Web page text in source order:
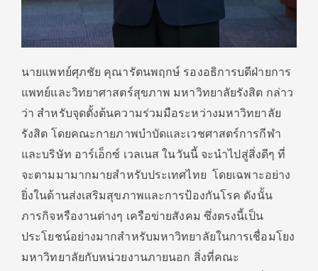
นายแพทย์ศุภชัย คุณารัตนพฤกษ์ รองอธิการบดีฝ่ายการ
แพทย์และวิทยาศาสตร์สุขภาพ มหาวิทยาลัยรังสิต กล่าว
ว่า สำหรับจุดตั้งต้นความร่วมมือระหว่างมหาวิทยาลัย
รังสิต โดยคณะกายภาพบำบัดและเวชศาสตร์การกีฬา
และบริษัท อาร์เอ็กซ์ เวลเนส ในวันนี้ จะนําไปสู่สิ่งดีๆ ที่
จะตามมามากมายสําหรับประเทศไทย โดยเฉพาะอย่าง
ยิ่งในด้านส่งเสริมสุขภาพและการป้องกันโรค ดังนั้น
ภารกิจหรืองานต่างๆ เครือข่ายสังคม ซึ่งตรงนี้เป็น
ประโยชน์อย่างมากสำหรับมหาวิทยาลัยในการเชื่อมโยง
มหาวิทยาลัยกับหน่วยงานภายนอก สิ่งที่คณะ